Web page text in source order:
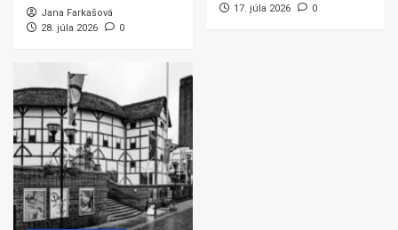
Jana Farkašová
28. júla 2026
0
17. júla 2026
0